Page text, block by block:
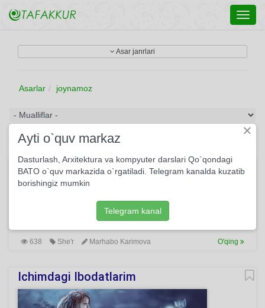
Asar janrlari
Asarlar joynamoz
Insof
Quyilmadi hech erim, Ichim to'la o'kinish. Ellik yoshdan oshsa
Zirillardim kelsa ham. Xafa bo'lmasdim, agar Javobimni
638 She'r Marhabo Karimova O'qing
Ichimdagi Ibodatlarim
×
Ayti o`quv markaz
Dasturlash, Arxitektura va kompyuter darslari Qo`qondagi
BATO o`quv markazida o`rgatiladi. Telegram kanalda kuzatib
borishingiz mumkin
Telegram kanal